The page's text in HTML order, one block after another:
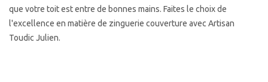
que votre toit est entre de bonnes mains. Faites le choix de
l'excellence en matière de zinguerie couverture avec Artisan
Toudic Julien.